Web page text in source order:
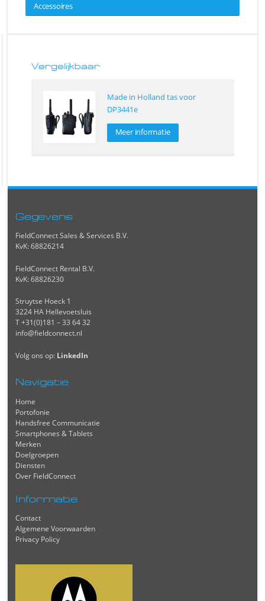
Accessoires
Vergelijkbaar
Made in Holland tas voor
DP3441e
Meer informatie
Gegevens
FieldConnect Sales & Services B.V.
KvK: 68826214
FieldConnect Rental B.V.
KvK: 68826230
Struytse Hoeck 1
3224 HA Hellevoetsluis
T +31(0)181 – 33 64 32
info@fieldconnect.nl
Volg ons op: LinkedIn
Navigatie
Home
Portofonie
Handsfree Communicatie
Smartphones & Tablets
Merken
Doelgroepen
Diensten
Over FieldConnect
Informatie
Contact
Algemene Voorwaarden
Privacy Policy